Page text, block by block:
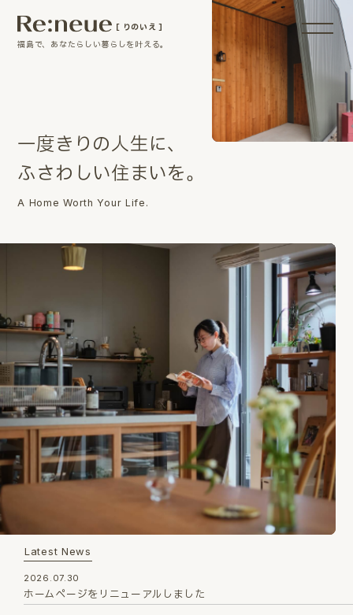
［ りのいえ ］
福島で、あなたらしい暮らしを叶える。
一度き りの人生に、
ふさわ しい住まいを。
A Home Worth Your Life.
Latest News
2026.07.30
ホームページをリニューアルしました